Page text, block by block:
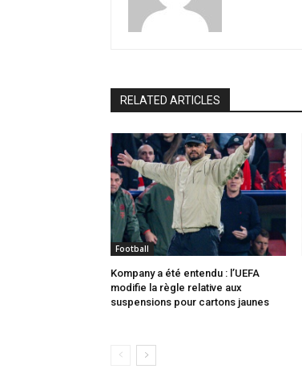
RELATED ARTICLES
Football
Kompany a été entendu : l’UEFA
modifie la règle relative aux
suspensions pour cartons jaunes